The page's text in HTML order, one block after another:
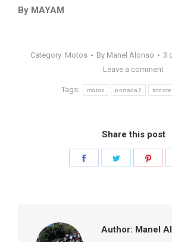
By MAYAM
Category: Motos By Manel Alonso
3
Leave a comment
Tags: motos portada2
Share this post
Author: Manel